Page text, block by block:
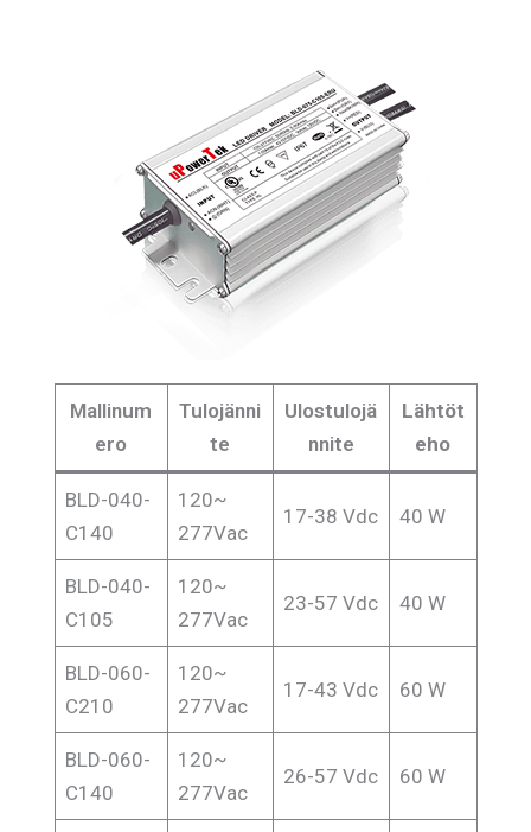
Mallinum
ero
Tulojänni
te
Ulostulojä
nnite
Lähtöt
eho
BLD-040-
C140
120~
277Vac
17-38 Vdc 40 W
BLD-040-
C105
120~
277Vac
23-57 Vdc 40 W
BLD-060-
C210
120~
277Vac
17-43 Vdc 60 W
BLD-060-
C140
120~
277Vac
26-57 Vdc 60 W